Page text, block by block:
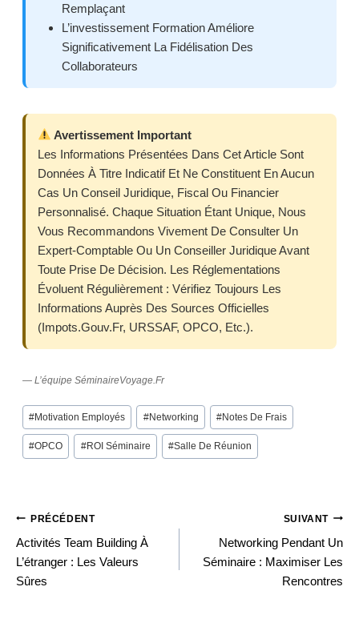
Remplaçant
L’investissement Formation Améliore
Significativement La Fidélisation Des
Collaborateurs
Avertissement Important
Les Informations Présentées Dans Cet Article Sont
Données À Titre Indicatif Et Ne Constituent En Aucun
Cas Un Conseil Juridique, Fiscal Ou Financier
Personnalisé. Chaque Situation Étant Unique, Nous
Vous Recommandons Vivement De Consulter Un
Expert-Comptable Ou Un Conseiller Juridique Avant
Toute Prise De Décision. Les Réglementations
Évoluent Régulièrement : Vérifiez Toujours Les
Informations Auprès Des Sources Officielles
(impots.gouv.fr, URSSAF, OPCO, Etc.).
— L’équipe SéminaireVoyage.fr
Post
Tags:
#Motivation Employés #Networking #Notes De Frais
#OPCO #ROI Séminaire #Salle De Réunion
Navigation
PRÉCÉDENT
Activités Team Building À
L’étranger : Les Valeurs
Sûres
SUIVANT
Networking Pendant Un
Séminaire : Maximiser Les
Rencontres